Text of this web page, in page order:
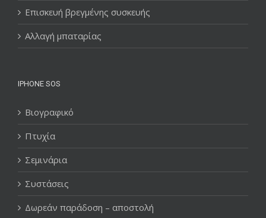
Επισκευή βρεγμένης συσκευής
Αλλαγή μπαταρίας
IPHONE SOS
Βιογραφικό
Πτυχία
Σεμινάρια
Συστάσεις
Δωρεάν παράδοση – αποστολή